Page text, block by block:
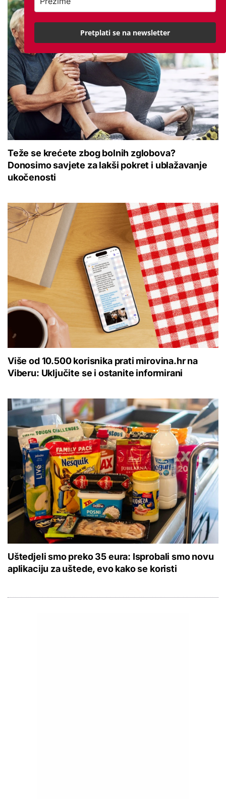
Teže se krećete zbog bolnih zglobova?
Donosimo savjete za lakši pokret i ublažavanje
ukočenosti
Više od 10.500 korisnika prati mirovina.hr na
Viberu: Uključite se i ostanite informirani
Uštedjeli smo preko 35 eura: Isprobali smo novu
aplikaciju za uštede, evo kako se koristi
Pretplati se na newsletter